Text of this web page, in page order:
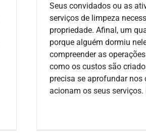
Seus convidados ou as
serviços de limpeza
propriedade. Afinal, um
porque alguém dormiu
compreender as
como os custos são
precisa se aprofundar nos
acionam os seus serviços.